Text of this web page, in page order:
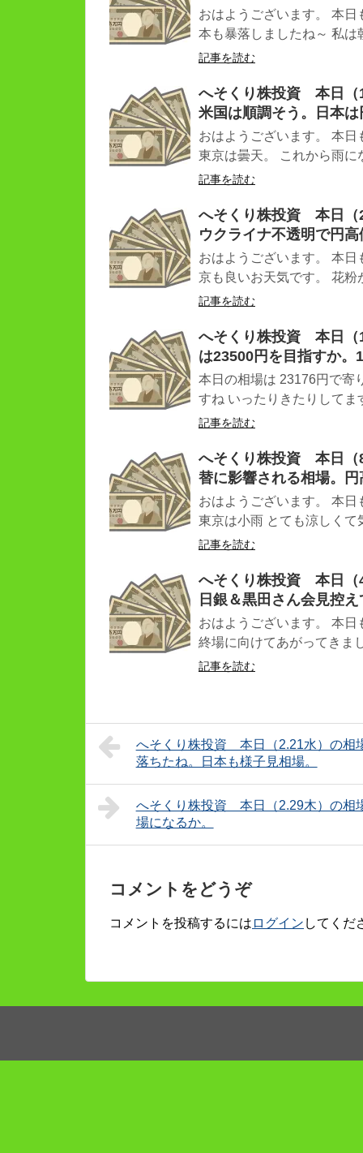
おはようございます。 本
本も暴落しましたね～ 私は
記事を読む
へそくり株投資 本日（
米国は順調そう。日本
おはようございます。 本
東京は曇天。 これから雨に
記事を読む
へそくり株投資 本日（
ウクライナ不透明で円
おはようございます。 本
京も良いお天気です。 花粉
記事を読む
へそくり株投資 本日（
は23500円を目指すか。
本日の相場は 23176円で寄
すね いったりきたりして
記事を読む
へそくり株投資 本日（
替に影響される相場。
おはようございます。 本
東京は小雨 とても涼しくて
記事を読む
へそくり株投資 本日（
日銀＆黒田さん会見控
おはようございます。 本
終場に向けてあがってきま
記事を読む
へそくり株投資 本日（2.21水）の相
落ちたね。日本も様子見相場。
へそくり株投資 本日（2.29木）の相
場になるか。
コメントをどうぞ
コメントを投稿するには ログイン してくだ